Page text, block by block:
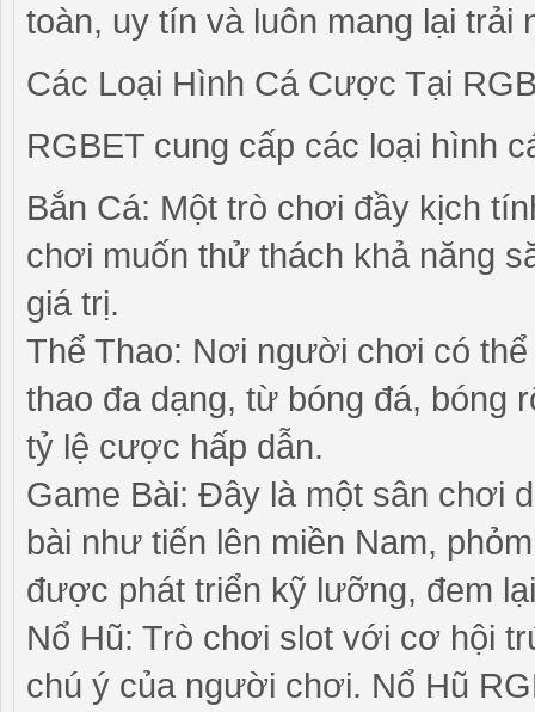
toàn, uy tín và luôn mang lại
Các Loại Hình Cá Cược Tại
RGBET cung cấp các loại hình
Bắn Cá: Một trò chơi đầy kịch
chơi muốn thử thách khả năng
giá trị.
Thể Thao: Nơi người chơi có
thao đa dạng, từ bóng đá, bóng
tỷ lệ cược hấp dẫn.
Game Bài: Đây là một sân chơi
bài như tiến lên miền Nam,
được phát triển kỹ lưỡng, đem
Nổ Hũ: Trò chơi slot với cơ hội
chú ý của người chơi. Nổ Hũ